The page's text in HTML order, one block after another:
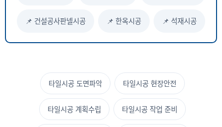
📌 건설공사판넬시공 📌 한옥시공 📌 석재시공
타일시공 도면파악 타일시공 현장안전
타일시공 계획수립 타일시공 작업 준비